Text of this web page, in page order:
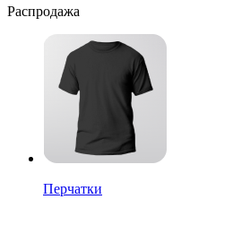
Распродажа
Перчатки